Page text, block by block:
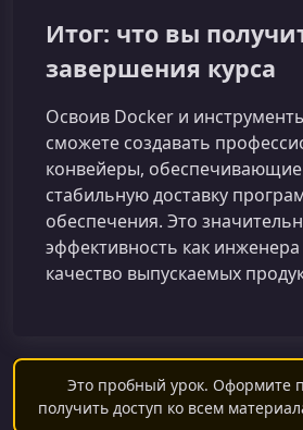
Итог: что вы
завершения курса
Освоив Docker и
сможете создавать
конвейеры,
стабильную доставку
обеспечения. Это
эффективность как
качество выпускаемых
Это пробный урок. Оформите
получить доступ ко всем